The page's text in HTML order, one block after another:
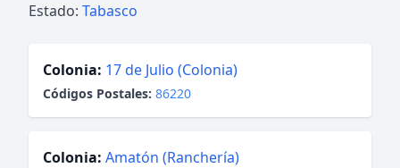
Estado: Tabasco
Colonia: 17 de Julio (Colonia)
Códigos Postales: 86220
Colonia: Amatón (Ranchería)